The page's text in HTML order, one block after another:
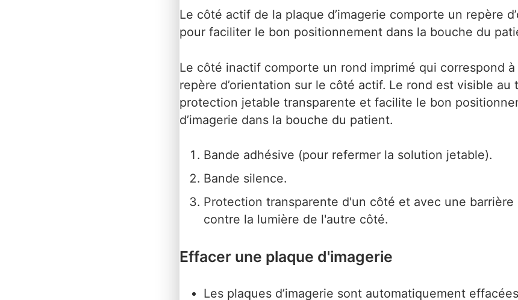
Le côté actif de la plaque d’imagerie comporte un repère
pour faciliter le bon positionnement dans la bouche du
Le côté inactif comporte un rond imprimé qui correspond à
repère d’orientation sur le côté actif. Le rond est visible au
protection jetable transparente et facilite le bon
d’imagerie dans la bouche du patient.
Bande adhésive (pour refermer la solution jetable).
Bande silence.
Protection transparente d'un côté et avec une
contre la lumière de l'autre côté.
Effacer une plaque d'imagerie
Les plaques d’imagerie sont automatiquement